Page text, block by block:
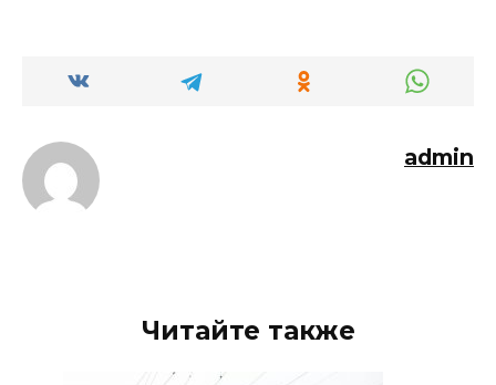
admin
Читайте также